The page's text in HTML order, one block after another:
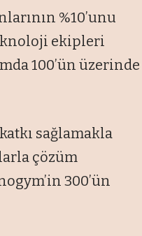
%10’unu
ekipleri
100’ün üzerinde
sağlamakla
çözüm
300’ün